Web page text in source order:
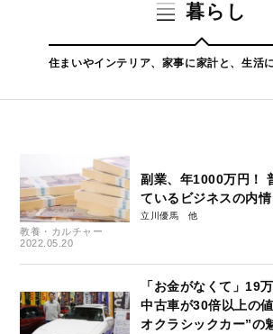
暮らし
住まいやインテリア、家事に家計と、生活
教養・カルチャー
2022.05.20
副業、年1000万円！
ているビジネスの内情
立川優馬
「お金がなくて」19
中古車が30倍以上の
オクラシックカー”の